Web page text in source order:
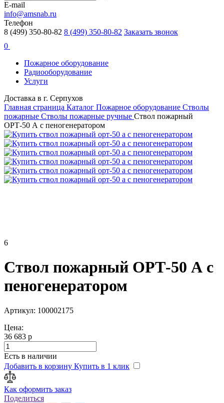
E-mail
info@amsnab.ru
Телефон
8 (499) 350-80-82 8 (499) 350-80-82 Заказать звонок
0
Пожарное оборудование
Радиооборудование
Услуги
Доставка в г. Серпухов
Главная страница Каталог Пожарное оборудование Стволы
пожарные Стволы пожарные ручные Ствол пожарный
ОРТ-50 А с пеногенератором
6
Ствол пожарный ОРТ-50 А с
пеногенератором
Артикул: 100002175
Цена:
36 683 р
Есть в наличии
Добавить в корзину Купить в 1 клик
Как оформить заказ
Поделиться